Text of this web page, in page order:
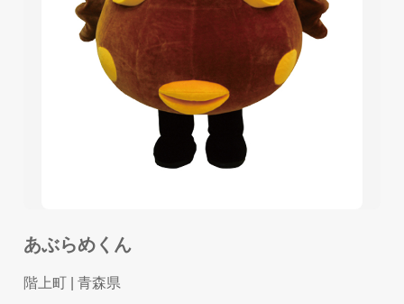
あぶらめくん
階上町 | 青森県